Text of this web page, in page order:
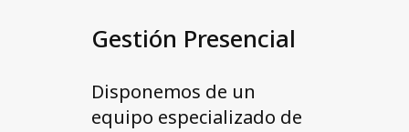
Gestión Presencial
Disponemos de un
equipo especializado de